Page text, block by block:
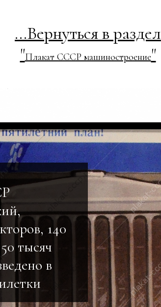
...Вернуться в раздел
"Плакат СССР машиностроение"
140
тысяч
в